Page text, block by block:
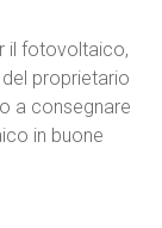
il fotovoltaico,
proprietario
a consegnare
in buone